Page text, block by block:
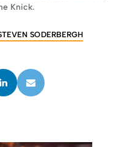
Knick.
SODERBERGH